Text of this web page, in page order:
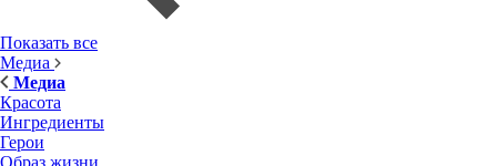
Показать все
Медиа
Медиа
Красота
Ингредиенты
Герои
Образ жизни